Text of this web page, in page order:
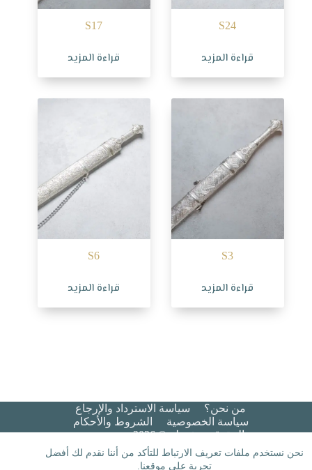
نحن نستخدم ملفات تعريف الارتباط للتأكد من أننا نقدم لك أفضل
تجربة على موقعنا.
S24
قراءة المزيد
S17
قراءة المزيد
S3
قراءة المزيد
S6
قراءة المزيد
من نحن؟
سياسة الاسترداد والإرجاع
سياسة الخصوصية
الشروط والأحكام​
جميع الحقوق محفوظة © 2026 هيبة عريس